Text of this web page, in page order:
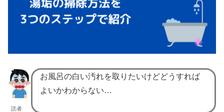
読者
お風呂の白い汚れを取りたいけどどうすれば
よいかわからない…